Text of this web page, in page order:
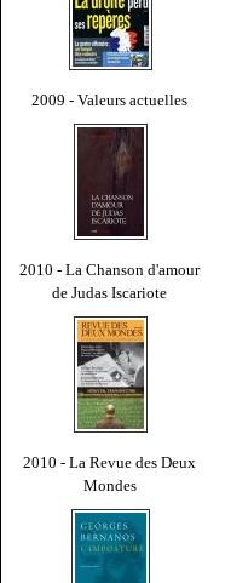
2009 - Valeurs actuelles
2010 - La Chanson d'amour
de Judas Iscariote
2010 - La Revue des Deux
Mondes